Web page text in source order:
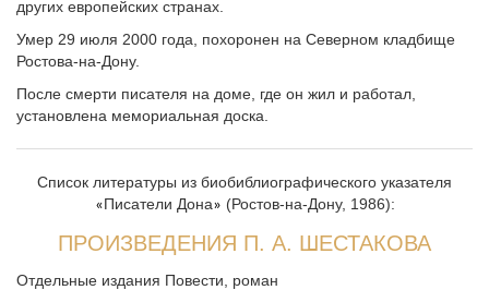
других европейских странах.
Умер 29 июля 2000 года, похоронен на Северном кладбище
Ростова-на-Дону.
После смерти писателя на доме, где он жил и работал,
установлена мемориальная доска.
Список литературы из биобиблиографического указателя
«Писатели Дона» (Ростов-на-Дону, 1986):
ПРОИЗВЕДЕНИЯ П. А. ШЕСТАКОВА
Отдельные издания Повести, роман